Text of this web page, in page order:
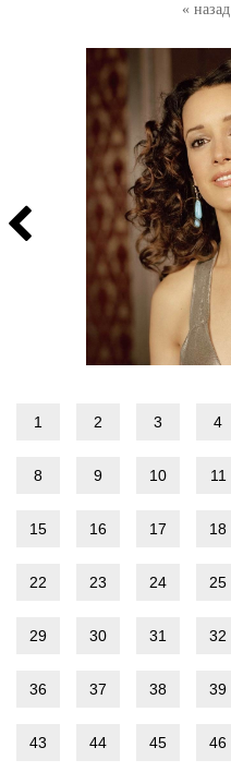
« назад
1 2 3 4
8 9 10 11
15 16 17 18
22 23 24 25
29 30 31 32
36 37 38 39
43 44 45 46